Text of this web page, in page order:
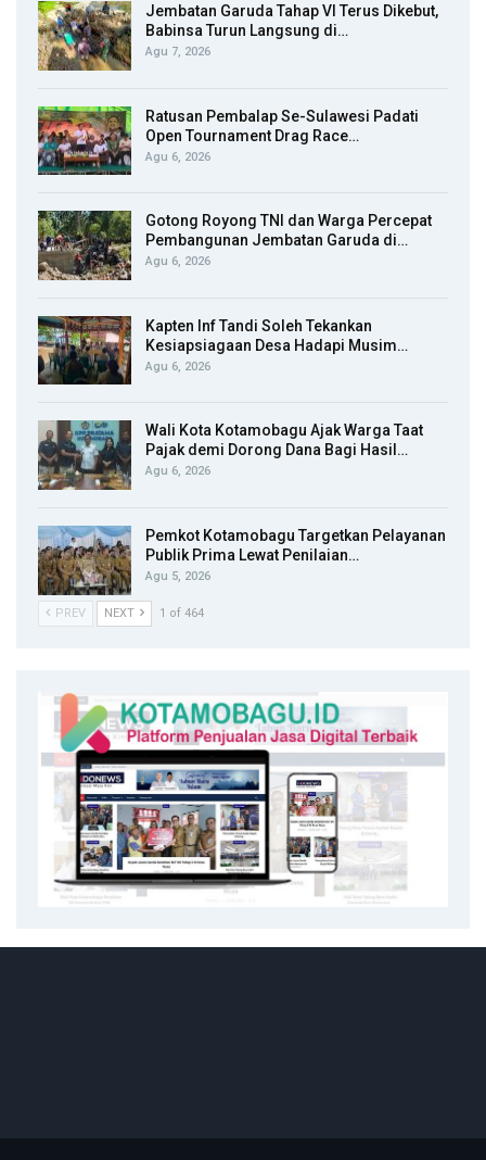
Jembatan Garuda Tahap VI Terus Dikebut,
Babinsa Turun Langsung di…
Agu 7, 2026
Ratusan Pembalap Se-Sulawesi Padati
Open Tournament Drag Race…
Agu 6, 2026
Gotong Royong TNI dan Warga Percepat
Pembangunan Jembatan Garuda di…
Agu 6, 2026
Kapten Inf Tandi Soleh Tekankan
Kesiapsiagaan Desa Hadapi Musim…
Agu 6, 2026
Wali Kota Kotamobagu Ajak Warga Taat
Pajak demi Dorong Dana Bagi Hasil…
Agu 6, 2026
Pemkot Kotamobagu Targetkan Pelayanan
Publik Prima Lewat Penilaian…
Agu 5, 2026
PREV NEXT 1 of 464